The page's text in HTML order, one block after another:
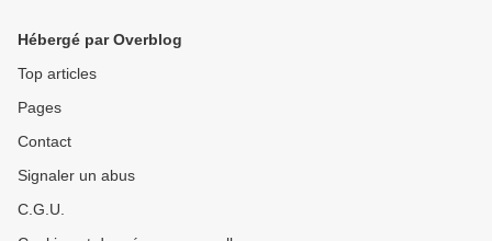
Hébergé par Overblog
Top articles
Pages
Contact
Signaler un abus
C.G.U.